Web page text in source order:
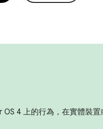
OS 4 上的行為，在實體裝